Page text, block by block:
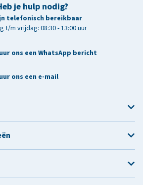
je hulp nodig?
telefonisch bereikbaar
t/m vrijdag: 08:30 - 13:00 uur
ons een WhatsApp bericht
ons een e-mail